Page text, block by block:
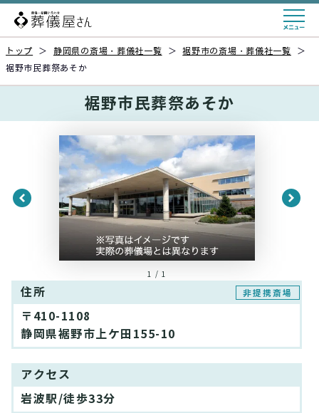
トップ ＞ 静岡県の斎場・葬儀社一覧 ＞ 裾野市の斎場・葬儀社一覧
＞
裾野市民葬祭あそか
裾野市民葬祭あそか
1 / 1
住所 非提携斎場
〒410-1108
静岡県裾野市上ケ田155-10
アクセス
岩波駅/徒歩33分